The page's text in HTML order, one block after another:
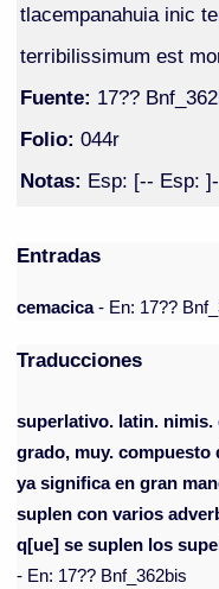
tlacempanahuia inic
terribilissimum est
Fuente: 17??
Folio: 044r
Notas: Esp: [-- Esp:
Entradas
cemacica- En: 17??
Traducciones
superlativo. latin. nimis.
grado, muy. compuesto
ya significa en gran
suplen con varios
q[ue] se suplen los
- En: 17?? Bnf_362bis